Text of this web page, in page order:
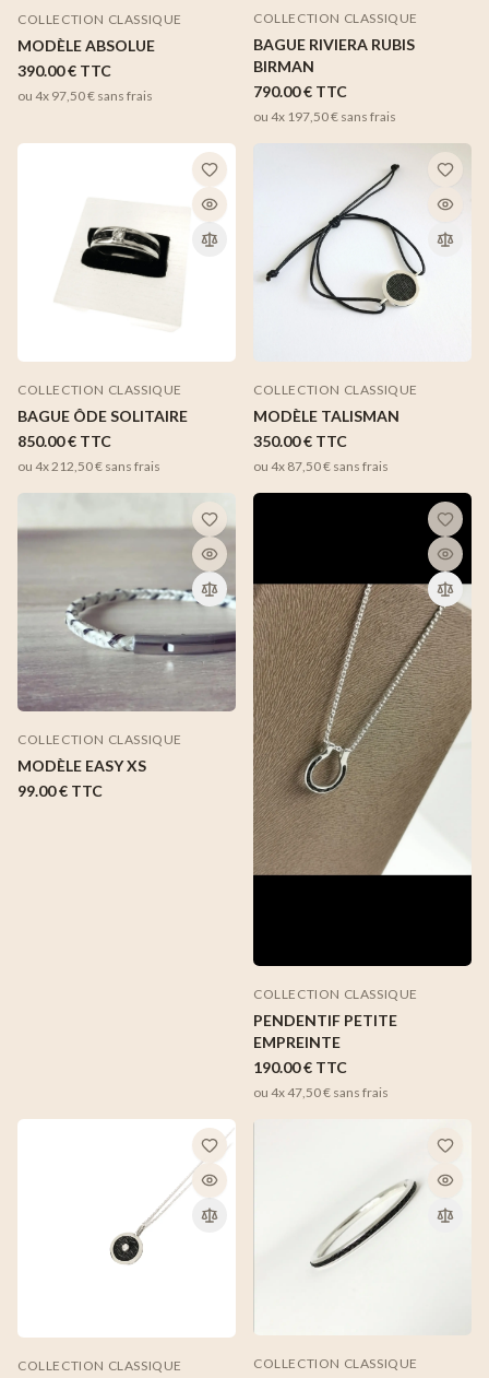
COLLECTION CLASSIQUE
MODÈLE ABSOLUE
390.00 € TTC
ou 4x 97,50 € sans frais
COLLECTION CLASSIQUE
BAGUE RIVIERA RUBIS
BIRMAN
790.00 € TTC
ou 4x 197,50 € sans frais
COLLECTION CLASSIQUE
BAGUE ÔDE SOLITAIRE
850.00 € TTC
ou 4x212,50 € sans frais
COLLECTION CLASSIQUE
MODÈLE TALISMAN
350.00 € TTC
ou 4x 87,50 € sans frais
COLLECTION CLASSIQUE
MODÈLE EASY XS
99.00 € TTC
COLLECTION CLASSIQUE
PENDENTIF PETITE
EMPREINTE
190.00 € TTC
ou 4x47,50 € sans frais
COLLECTION CLASSIQUE COLLECTION CLASSIQUE